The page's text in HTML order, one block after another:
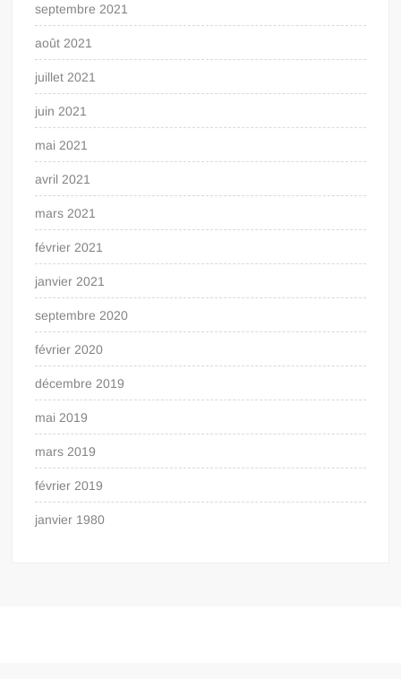
septembre 2021
août 2021
juillet 2021
juin 2021
mai 2021
avril 2021
mars 2021
février 2021
janvier 2021
septembre 2020
février 2020
décembre 2019
mai 2019
mars 2019
février 2019
janvier 1980